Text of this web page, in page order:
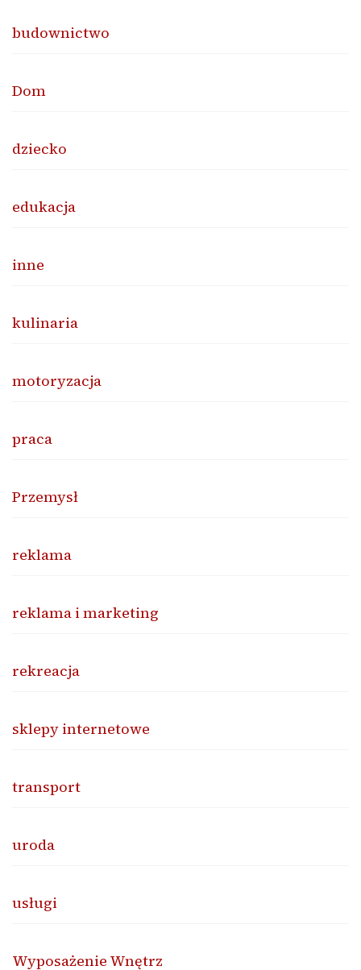
budownictwo
Dom
dziecko
edukacja
inne
kulinaria
motoryzacja
praca
Przemysł
reklama
reklama i marketing
rekreacja
sklepy internetowe
transport
uroda
usługi
Wyposażenie Wnętrz